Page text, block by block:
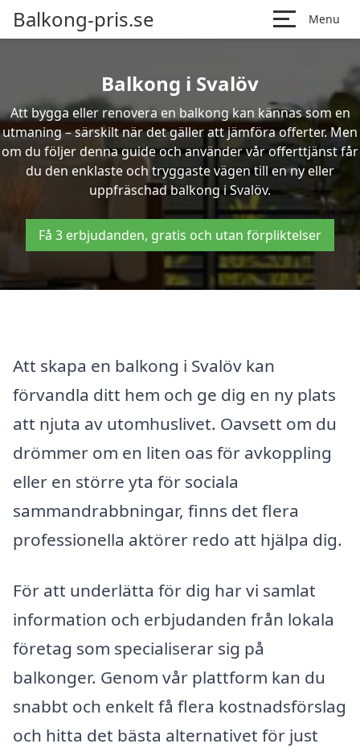
Balkong-pris.se Menu
Balkong i Svalöv
Att bygga eller renovera en balkong kan kännas som en
utmaning – särskilt när det gäller att jämföra offerter. Men
om du följer denna guide och använder vår offerttjänst får
du den enklaste och tryggaste vägen till en ny eller
uppfräschad balkong i Svalöv.
Få 3 erbjudanden, gratis och utan förpliktelser
Att skapa en balkong i Svalöv kan
förvandla ditt hem och ge dig en ny plats
att njuta av utomhuslivet. Oavsett om du
drömmer om en liten oas för avkoppling
eller en större yta för sociala
sammandrabbningar, finns det flera
professionella aktörer redo att hjälpa dig.
För att underlätta för dig har vi samlat
information och erbjudanden från lokala
företag som specialiserar sig på
balkonger. Genom vår plattform kan du
snabbt och enkelt få flera kostnadsförslag
och hitta det bästa alternativet för just